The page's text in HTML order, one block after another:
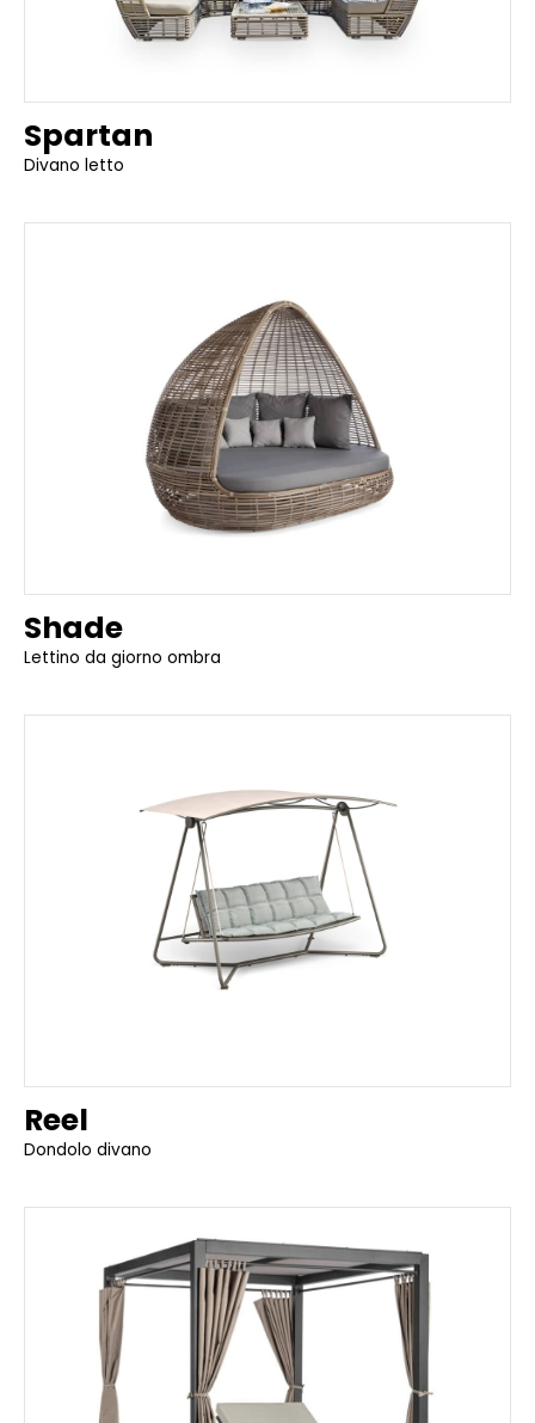
Spartan
Divano letto
Shade
Lettino da giorno ombra
Reel
Dondolo divano